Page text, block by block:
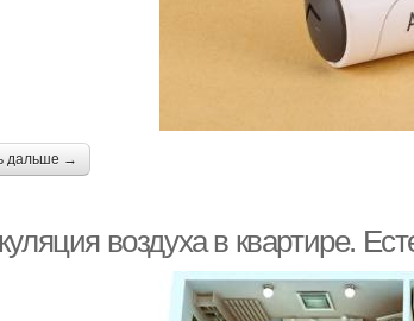
дальше →
воздуха в квартире.